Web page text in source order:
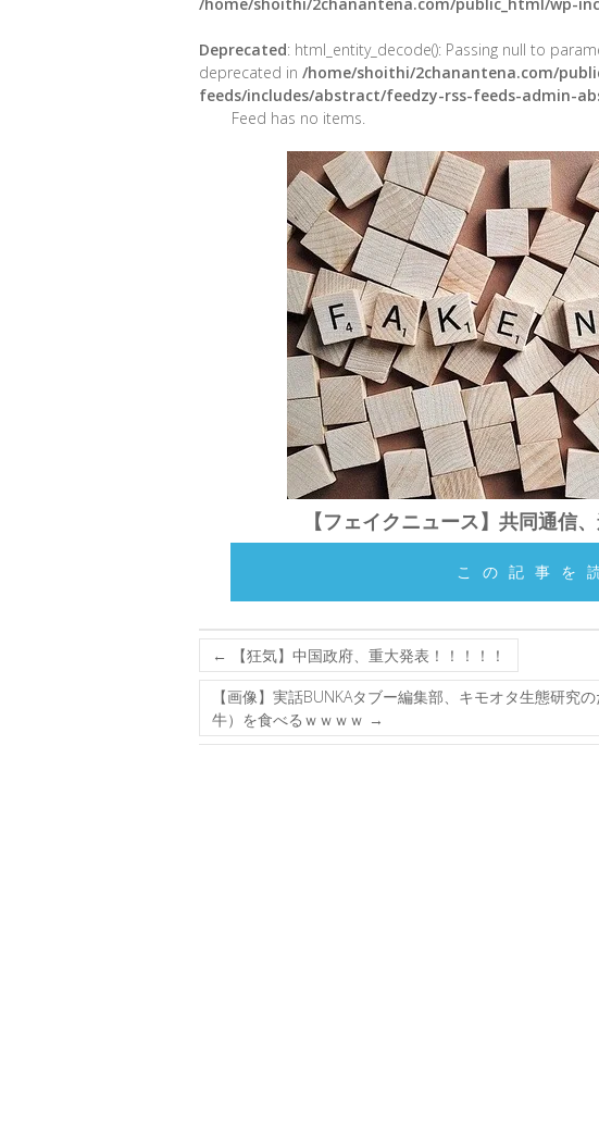
Deprecated: html_entity_decode(): Passing null to
deprecated in /home/shoithi/2chanantena.com/
feeds/includes/abstract/feedzy-rss-feeds-admin-
Feed has no items.
【フェイクニュース】共同通信
この記事を
←
【狂気】中国政府、重大発表！！！！！
【画像】実話BUNKAタブー編集部、キモオタ生態研究
牛）を食べるｗｗｗｗ →